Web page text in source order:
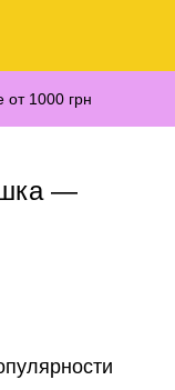
от 1000 грн
—